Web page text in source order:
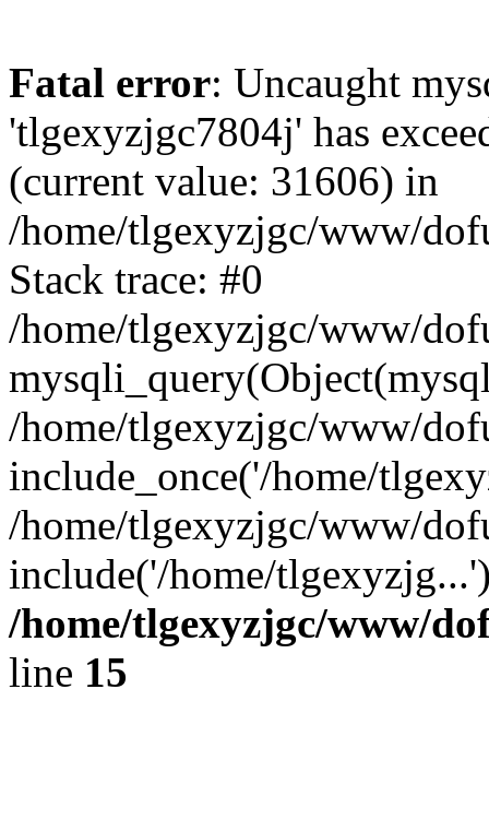
Fatal error: Uncaught
'tlgexyzjgc7804j' has
(current value: 31606) in
/home/tlgexyzjgc/www/
Stack trace: #0
/home/tlgexyzjgc/www/
/home/tlgexyzjgc/www/
include_once('/home/
/home/tlgexyzjgc/www/
include('/home/
/home/tlgexyzjgc/www/
line 15